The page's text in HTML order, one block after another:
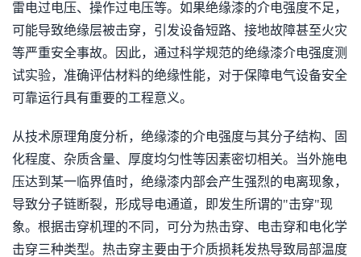
雷电过电压、操作过电压等。如果绝缘漆的介电强度不足，
可能导致绝缘层被击穿，引发设备短路、接地故障甚至火灾
等严重安全事故。因此，通过科学规范的绝缘漆介电强度测
试实验，准确评估材料的绝缘性能，对于保障电气设备安全
可靠运行具有重要的工程意义。
从技术原理角度分析，绝缘漆的介电强度与其分子结构、固
化程度、杂质含量、厚度均匀性等因素密切相关。当外施电
压达到某一临界值时，绝缘漆内部会产生强烈的电离现象，
导致分子链断裂，形成导电通道，即发生所谓的"击穿"现
象。根据击穿机理的不同，可分为热击穿、电击穿和电化学
击穿三种类型。热击穿主要由于介质损耗发热导致局部温度